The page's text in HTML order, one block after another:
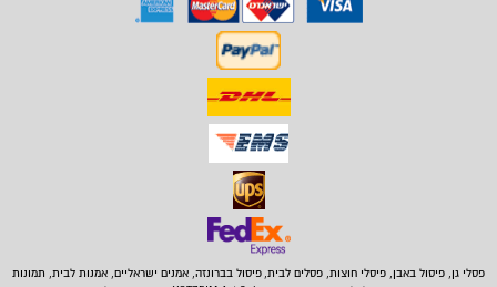
פסלי גן, פיסול באבן, פיסלי חוצות, פסלים לבית,פיסול בברונזה, אמנים ישראליים, אמנות לבית, תמונות